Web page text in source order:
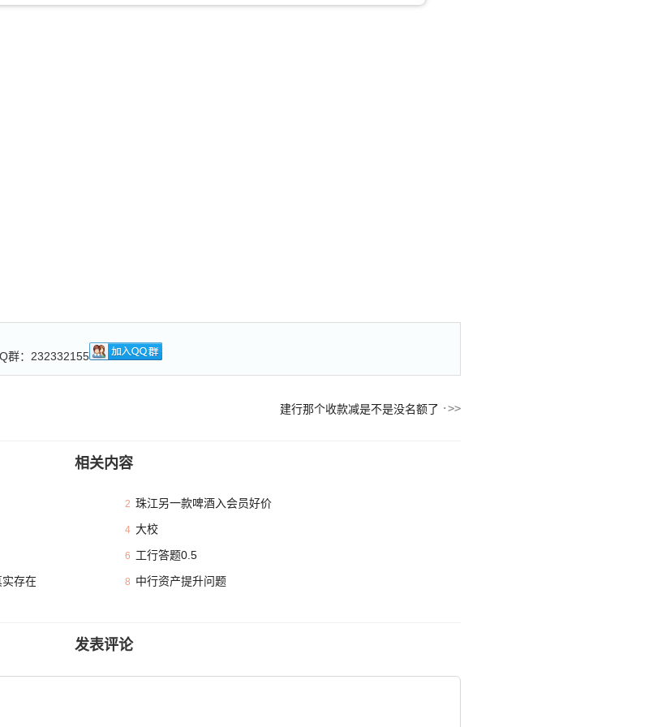
群：232332155
建行那个收款减是不是没名额了
相关内容
2 珠江另一款啤酒入会员好价
4 大校
6 工行答题0.5
存在 8 中行资产提升问题
发表评论